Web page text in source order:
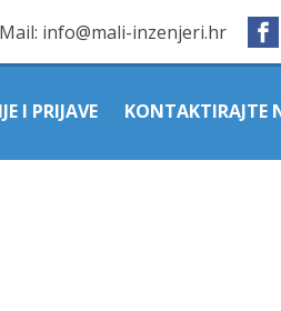
Mail: info@mali-inzenjeri.hr
I PRIJAVE KONTAKTIRAJTE